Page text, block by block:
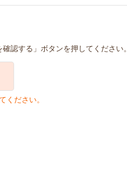
認する」ボタンを押してください。
ください。